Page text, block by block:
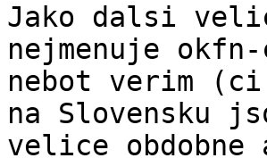
Jako dalsi
nejmenuje
nebot verim
na Slovensku
velice